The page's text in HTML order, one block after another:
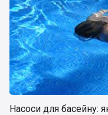
Насоси для басейну: